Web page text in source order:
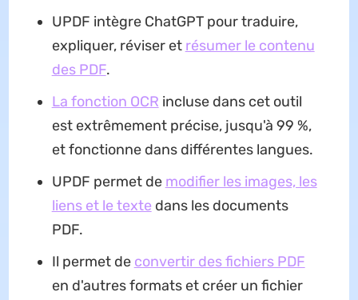
UPDF intègre ChatGPT pour traduire,
expliquer, réviser et résumer le contenu
des PDF.
La fonction OCR incluse dans cet outil
est extrêmement précise, jusqu'à 99 %,
et fonctionne dans différentes langues.
UPDF permet de modifier les images, les
liens et le texte dans les documents
PDF.
Il permet de convertir des fichiers PDF
en d'autres formats et créer un fichier